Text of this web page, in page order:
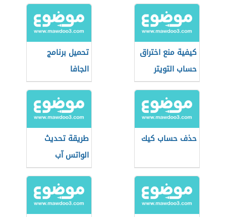
كيفية منع اختراق
حساب التويتر
تحميل برنامج
الجافا
حذف حساب كيك
طريقة تحديث
الواتس آب